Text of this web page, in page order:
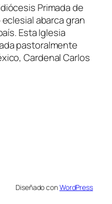
Primada de
abarca gran
Esta Iglesia
pastoralmente
Cardenal Carlos
Diseñado conWordPress